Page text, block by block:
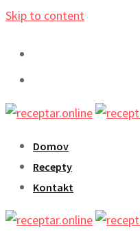
Skip to content
Domov
Recepty
Kontakt